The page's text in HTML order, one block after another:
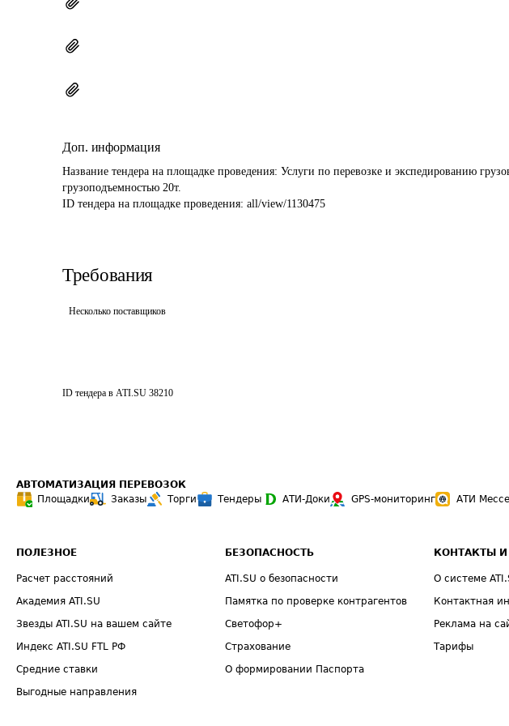
Доп. информация
Название тендера на площадке проведения: Услуги по перевозке и экспедированию
грузоподъемностью 20т.
ID тендера на площадке проведения: all/view/1130475
Требования
Несколько поставщиков
ID тендера в ATI.SU 38210
АВТОМАТИЗАЦИЯ ПЕРЕВОЗОК
Площадки
Заказы Торги Тендеры АТИ-Доки GPS-мониторинг АТИ
ПОЛЕЗНОЕ
Расчет расстояний
Академия ATI.SU
Звезды ATI.SU на вашем сайте
Индекс ATI.SU FTL РФ
Средние ставки
Выгодные направления
БЕЗОПАСНОСТЬ
ATI.SU о безопасности
Памятка по проверке контрагентов
Светофор+
Страхование
О формировании Паспорта
КОНТАКТЫ
О системе
Контактная
Реклама на
Тарифы